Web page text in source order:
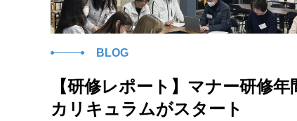
BLOG
【研修レポート】マナー研修年
カリキュラムがスタート